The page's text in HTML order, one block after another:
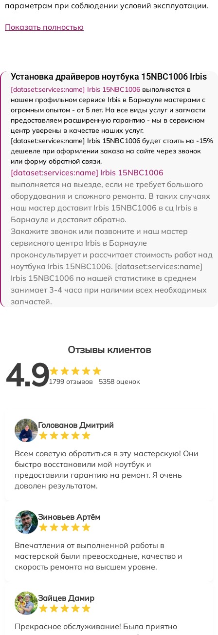
параметрам при соблюдении условий эксплуатации.
Показать полностью
Установка драйверов ноутбука 15NBC1006 Irbis
[dataset:services:name] Irbis 15NBC1006 выполняется в
нашем профильном сервисе Irbis в Барнауле мастерами с
огромным опытом - от 5 лет. На все виды услуг и запчасти
предоставляем расширенную гарантию - мы в сервисном
центр уверены в качестве наших услуг.
[dataset:services:name] Irbis 15NBC1006 будет стоить на -15%
дешевле при оформлении заказа на сайте через звонок
или форму обратной связи.
[dataset:services:name] Irbis 15NBC1006
выполняется на выезде, если не требует большого
оборудования и сложного ремонта. В таких случаях
наш мастер доставит Irbis 15NBC1006 в сц Irbis в
Барнауле и доставит обратно.
Закажите звонок или позвоните и наш мастер
сервисного центра Irbis в Барнауле
проконсультирует и рассчитает стоимость работ над
ноутбука Irbis 15NBC1006. [dataset:services:name]
Irbis 15NBC1006 по нашей статистике в среднем
занимает 3-4 часа при наличии всех необходимых
запчастей.
Отзывы клиентов
4.91799 отзывов 5358 оценок
Голованов Дмитрий
Всем советую обратиться в эту мастерскую! Они
быстро восстановили мой ноутбук и
предоставили гарантию на ремонт. Я очень
доволен результатом.
Зиновьев Артём
Впечатления от выполненной работы в
мастерской были превосходные, качество и
скорость ремонта на высшем уровне.
Зайцев Дамир
Прекрасное обслуживание! Была приятно